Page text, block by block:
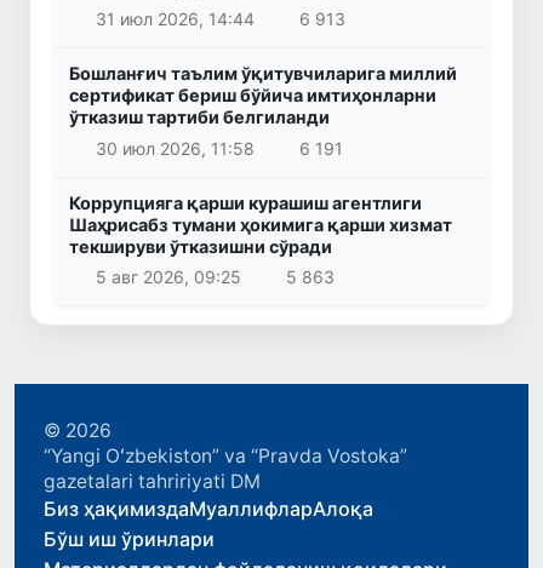
31 июл 2026, 14:44
6 913
Бошланғич таълим ўқитувчиларига миллий
сертификат бериш бўйича имтиҳонларни
ўтказиш тартиби белгиланди
30 июл 2026, 11:58
6 191
Коррупцияга қарши курашиш агентлиги
Шаҳрисабз тумани ҳокимига қарши хизмат
текшируви ўтказишни сўради
5 авг 2026, 09:25
5 863
© 2026
“Yangi Oʻzbekiston” va “Pravda Vostoka”
gazetalari tahririyati DM
Биз ҳақимиздаМуаллифларАлоқа
Бўш иш ўринлари